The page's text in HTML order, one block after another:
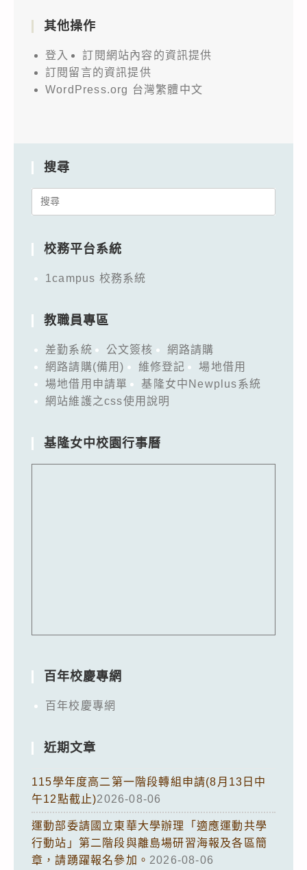
其他操作
登入
訂閱網站內容的資訊提供
訂閱留言的資訊提供
WordPress.org 台灣繁體中文
搜尋
Search
校務平台系統
1campus 校務系統
教職員專區
差勤系統 公文簽核
網路請購
網路請購(備用)
維修登記
場地借用
場地借用申請單
基隆女中Newplus系統
網站維護之css使用說明
基隆女中校園行事曆
百年校慶專網
百年校慶專網
近期文章
115學年度高二第一階段轉組申請(8月13日中
午12點截止)2026-08-06
運動部委請國立東華大學辦理「適應運動共學
行動站」第二階段與離島場研習海報及各區簡
章，請踴躍報名參加。 2026-08-06